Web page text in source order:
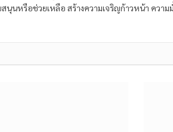
นหรือช่วยเหลือ สร้างความเจริญก้าวหน้า ความ